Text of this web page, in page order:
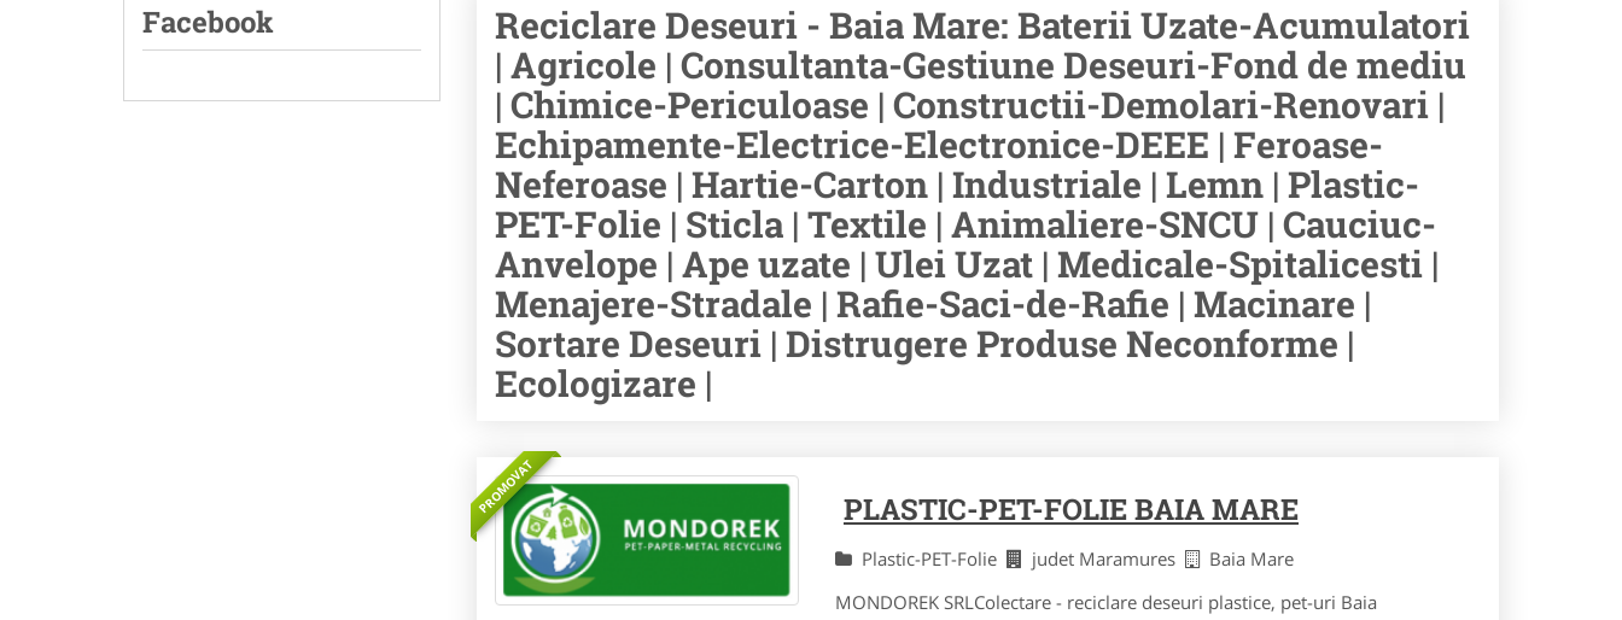
Facebook
Reciclare Deseuri - Baia Mare: Baterii Uzate-Acumulatori
| Agricole | Consultanta-Gestiune Deseuri-Fond de mediu
| Chimice-Periculoase | Constructii-Demolari-Renovari |
Echipamente-Electrice-Electronice-DEEE | Feroase-
Neferoase | Hartie-Carton | Industriale | Lemn | Plastic-
PET-Folie | Sticla | Textile | Animaliere-SNCU | Cauciuc-
Anvelope | Ape uzate | Ulei Uzat | Medicale-Spitalicesti |
Menajere-Stradale | Rafie-Saci-de-Rafie | Macinare |
Sortare Deseuri | Distrugere Produse Neconforme |
Ecologizare |
PROMOVAT PLASTIC-PET-FOLIE BAIA MARE
Plastic-PET-Folie judet Maramures
Baia Mare
MONDOREK SRLColectare - reciclare deseuri plastice, pet-uri Baia